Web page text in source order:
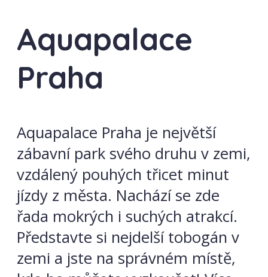
Aquapalace
Praha
Aquapalace Praha je největší
zábavní park svého druhu v zemi,
vzdálený pouhých třicet minut
jízdy z města. Nachází se zde
řada mokrých i suchých atrakcí.
Představte si nejdelší tobogán v
zemi a jste na správném místě,